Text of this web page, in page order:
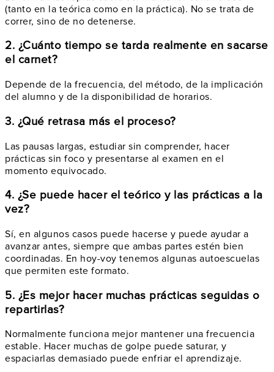
(tanto en la teórica como en la práctica). No se trata de
correr, sino de no detenerse.
2. ¿Cuánto tiempo se tarda realmente en sacarse
el carnet?
Depende de la frecuencia, del método, de la implicación
del alumno y de la disponibilidad de horarios.
3. ¿Qué retrasa más el proceso?
Las pausas largas, estudiar sin comprender, hacer
prácticas sin foco y presentarse al examen en el
momento equivocado.
4. ¿Se puede hacer el teórico y las prácticas a la
vez?
Sí, en algunos casos puede hacerse y puede ayudar a
avanzar antes, siempre que ambas partes estén bien
coordinadas. En hoy-voy tenemos algunas autoescuelas
que permiten este formato.
5. ¿Es mejor hacer muchas prácticas seguidas o
repartirlas?
Normalmente funciona mejor mantener una frecuencia
estable. Hacer muchas de golpe puede saturar, y
espaciarlas demasiado puede enfriar el aprendizaje.